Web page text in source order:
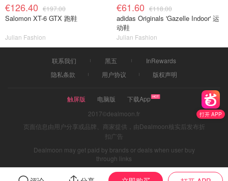
打开 APP
€126.40 €197.00
Salomon XT-6 GTX 跑鞋
Julian Fashion
€61.60 €118.00
adidas Originals 'Gazelle Indoor' 运
动鞋
Julian Fashion
联系我们 黑五
InRewards
隐私条款
用户协议 版权声明
触屏版 电脑版
下载App
2017©dealmoon.fr
页面信息由用户分享或品牌、商家提供，由Dealmoon核实后发布折
扣广告
Dealmoon may get paid by brands or deals when user buy
through links